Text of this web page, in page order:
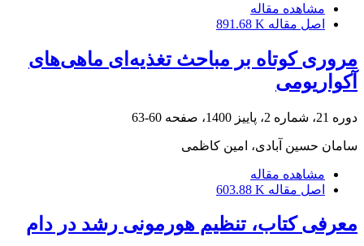
مشاهده مقاله
اصل مقاله 891.68 K
مروری کوتاه بر مباحث تغذیه‌ای ماهی‌های
آکواریومی
دوره 21، شماره 2، پاییز 1400، صفحه 60-63
سامان حسین آبادی، امین کاظمی
مشاهده مقاله
اصل مقاله 603.88 K
معرفی کتاب، تنظیم هورمونی رشد در دام